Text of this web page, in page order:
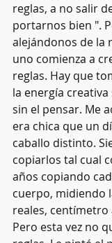
reglas, a no salir
portarnos bien ".
alejándonos de la
uno comienza a
reglas. Hay que
la energía
sin el pensar. Me
era chica que un
caballo distinto.
copiarlos tal cual
años copiando
cuerpo, midiendo
reales,
Pero esta vez no